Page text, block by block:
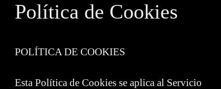
Política de Cookies
POLÍTICA DE COOKIES
Esta Política de Cookies se aplica al Servicio